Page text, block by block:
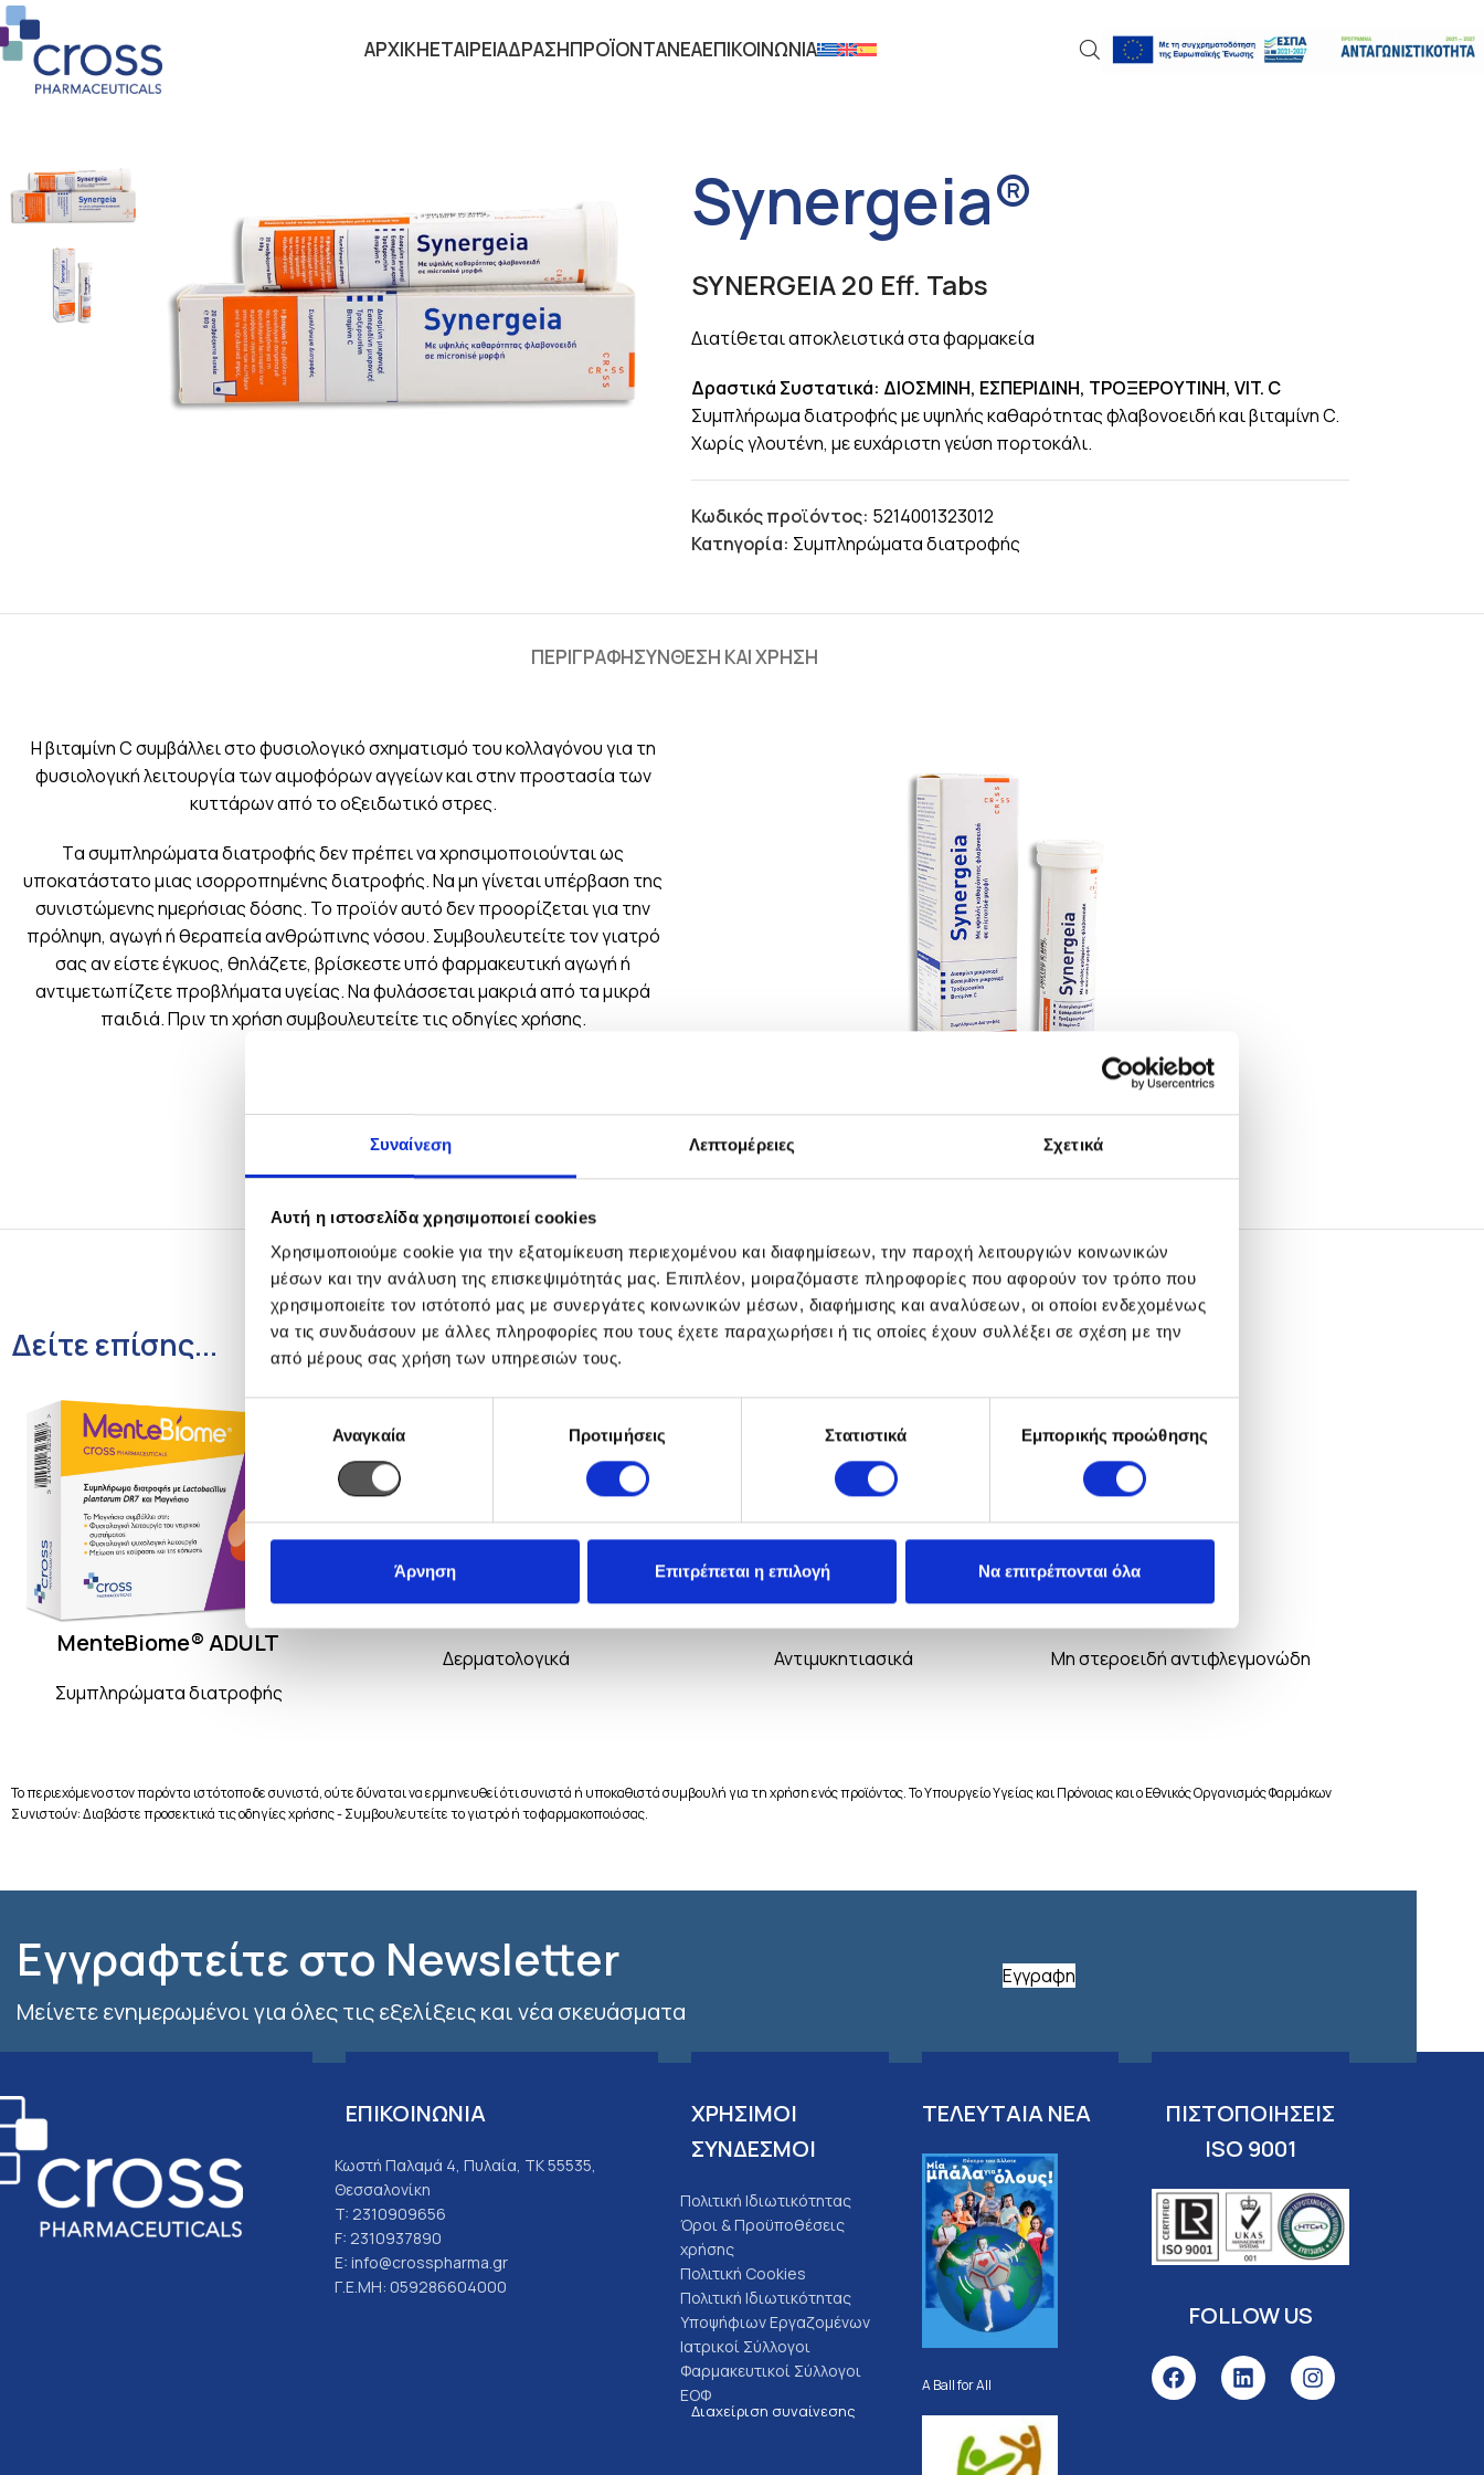
Συναίνεση Λεπτομέρειες Σχετικά
Αυτή η ιστοσελίδα χρησιμοποιεί cookies
Χρησιμοποιούμε cookie για την εξατομίκευση περιεχομένου και διαφημίσεων, την παροχή λειτουργιών κοινωνικών
μέσων και την ανάλυση της επισκεψιμότητάς μας. Επιπλέον, μοιραζόμαστε πληροφορίες που αφορούν τον τρόπο που
χρησιμοποιείτε τον ιστότοπό μας με συνεργάτες κοινωνικών μέσων, διαφήμισης και αναλύσεων, οι οποίοι ενδεχομένως
να τις συνδυάσουν με άλλες πληροφορίες που τους έχετε παραχωρήσει ή τις οποίες έχουν συλλέξει σε σχέση με την
από μέρους σας χρήση των υπηρεσιών τους.
Επιλογή
συγκατάθεσηςΑναγκαία Προτιμήσεις Στατιστικά Εμπορικής προώθησης
Άρνηση Επιτρέπεται η επιλογή Να επιτρέπονται όλα
ΑΡΧΙΚΗΕΤΑΙΡΕΙΑΔΡΑΣΗΠΡΟΪΟΝΤΑΝΕΑΕΠΙΚΟΙΝΩΝΙΑ
Synergeia®
SYNERGEIA 20 Eff. Tabs
Διατίθεται αποκλειστικά στα φαρμακεία
Δραστικά Συστατικά: ΔΙΟΣΜΙΝΗ, ΕΣΠΕΡΙΔΙΝΗ, ΤΡΟΞΕΡΟΥΤΙΝΗ, VIT. C
Συμπλήρωμα διατροφής με υψηλής καθαρότητας φλαβονοειδή και βιταμίνη C.
Χωρίς γλουτένη, με ευχάριστη γεύση πορτοκάλι.
Κωδικός προϊόντος: 5214001323012
Κατηγορία: Συμπληρώματα διατροφής
ΠΕΡΙΓΡΑΦΉΣΥΝΘΕΣΗ ΚΑΙ ΧΡΗΣΗ
Η βιταμίνη C συμβάλλει στο φυσιολογικό σχηματισμό του κολλαγόνου για τη
φυσιολογική λειτουργία των αιμοφόρων αγγείων και στην προστασία των
κυττάρων από το οξειδωτικό στρες.
Tα συμπληρώματα διατροφής δεν πρέπει να χρησιμοποιούνται ως
υποκατάστατο μιας ισορροπημένης διατροφής. Nα μη γίνεται υπέρβαση της
συνιστώμενης ημερήσιας δόσης. Το προϊόν αυτό δεν προορίζεται για την
πρόληψη, αγωγή ή θεραπεία ανθρώπινης νόσου. Συμβουλευτείτε τον γιατρό
σας αν είστε έγκυος, θηλάζετε, βρίσκεστε υπό φαρμακευτική αγωγή ή
αντιμετωπίζετε προβλήματα υγείας. Να φυλάσσεται μακριά από τα μικρά
παιδιά. Πριν τη χρήση συμβουλευτείτε τις οδηγίες χρήσης.
Δείτε επίσης...
MenteBiome® ADULT
Συμπληρώματα διατροφής
Osaera 5%
Δερματολογικά
FLUCOCAPS therapy
Αντιμυκητιασικά
Jomezal
Μη στεροειδή αντιφλεγμονώδη
Το περιεχόμενο στον παρόντα ιστότοπο δε συνιστά, ούτε δύναται να ερμηνευθεί ότι συνιστά ή υποκαθιστά συμβουλή για τη χρήση ενός προϊόντος. Το Υπουργείο Υγείας και Πρόνοιας και ο Εθνικός Οργανισμός Φαρμάκων
Συνιστούν: Διαβάστε προσεκτικά τις οδηγίες χρήσης - Συμβουλευτείτε το γιατρό ή το φαρμακοποιό σας.
Εγγραφτείτε στο Newsletter
Μείνετε ενημερωμένοι για όλες τις εξελίξεις και νέα σκευάσματα
Εγγραφη
ΕΠΙΚΟΙΝΩΝΙΑ
Κωστή Παλαμά 4, Πυλαία, ΤΚ 55535,
Θεσσαλονίκη
T: 2310909656
F: 2310937890
E: info@crosspharma.gr
Γ.Ε.ΜΗ: 059286604000
ΧΡΗΣΙΜΟΙ
ΣΥΝΔΕΣΜΟΙ
Πολιτική Ιδιωτικότητας
Όροι & Προϋποθέσεις
χρήσης
Πολιτική Cookies
Πολιτική Ιδιωτικότητας
Υποψήφιων Εργαζομένων
Ιατρικοί Σύλλογοι
Φαρμακευτικοί Σύλλογοι
ΕΟΦ
Διαχείριση συναίνεσης
ΤΕΛΕΥΤΑΙΑ ΝΕΑ
A Ball for All
ΠΙΣΤΟΠΟΙΗΣΕΙΣ
ISO 9001
FOLLOW US